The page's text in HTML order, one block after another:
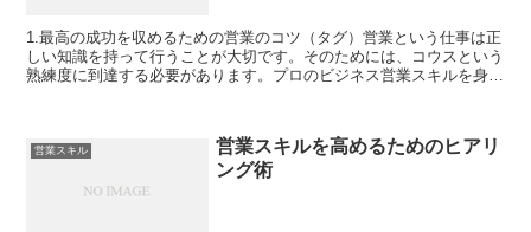
1.最高の成功を収めるための営業のコツ（タグ）営業という仕事は正
しい知識を持って行うことが大切です。そのためには、コウスという
熟練度に到達する必要があります。プロのビジネス営業スキルを身に
営業スキル
営業スキルを高めるためのヒアリ
ング術